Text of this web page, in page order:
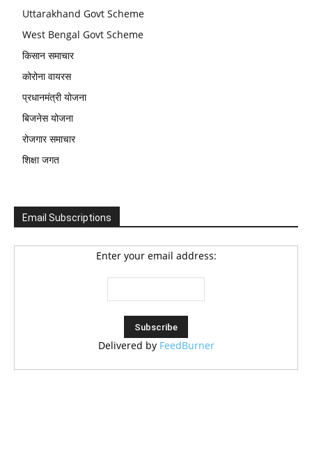
Uttarakhand Govt Scheme
West Bengal Govt Scheme
किसान समाचार
कोरोना वायरस
प्रधानमंत्री योजना
बिजनेस योजना
रोजगार समाचार
शिक्षा जगत
Email Subscriptions
Enter your email address:
Delivered by FeedBurner